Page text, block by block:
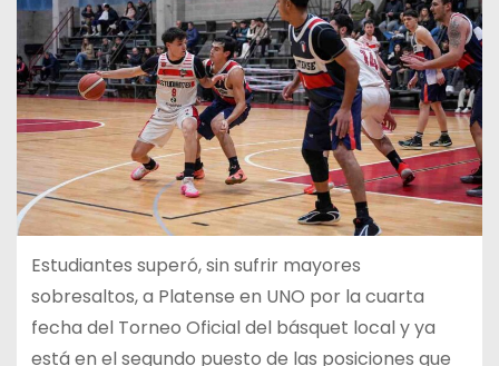
Estudiantes superó, sin sufrir mayores
sobresaltos, a Platense en UNO por la cuarta
fecha del Torneo Oficial del básquet local y ya
está en el segundo puesto de las posiciones que